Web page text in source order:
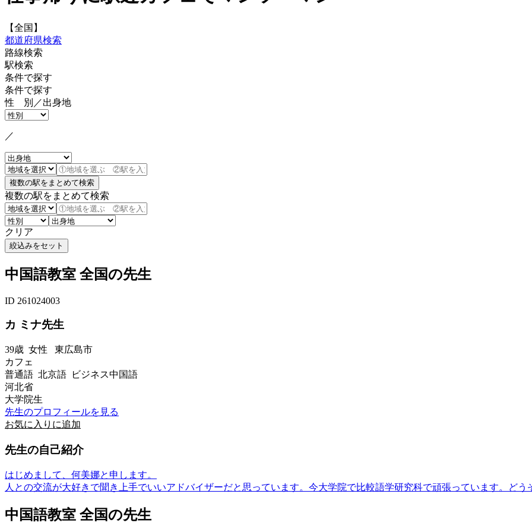
【全国】
都道府県検索
路線検索
駅検索
条件で探す
条件で探す
性 別／出身地
／
複数の駅をまとめて検索
クリア
中国語教室 全国の先生
ID 261024003
カ ミナ先生
39歳 女性 東広島市
カフェ
普通語 北京語 ビジネス中国語
河北省
大学院生
先生のプロフィールを見る
お気に入りに追加
先生の自己紹介
はじめまして、何美娜と申します。
人との交流が大好きで聞き上手でいいアドバイザーだと思っています。今大学院で比較語学研究科で頑張っています。どう
中国語教室 全国の先生